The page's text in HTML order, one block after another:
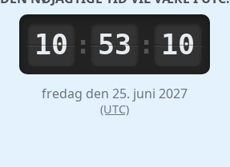
10 : 53 : 10
fredag den 25. juni 2027
(UTC)